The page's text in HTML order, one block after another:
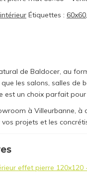
Étiquettes : 60x60,
de Baldocer, au
les salons, salles de
est un choix parfait
à Villeurbanne, à
projets et les